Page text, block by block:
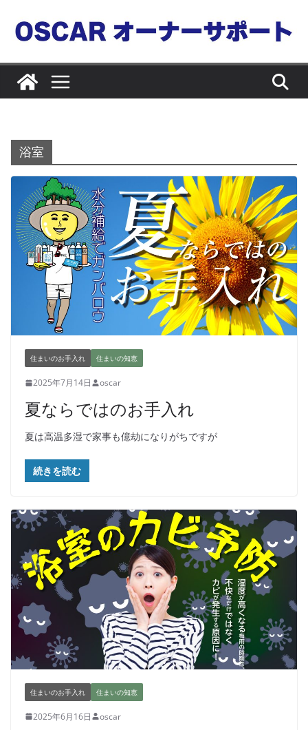
ン
浴室
住まいのお手入れ 住まいの知恵
2025年7月14日 oscar
夏ならではのお手入れ
夏は高温多湿で家事も億劫になりがちですが
続きを読む
住まいのお手入れ 住まいの知恵
2025年6月16日 oscar